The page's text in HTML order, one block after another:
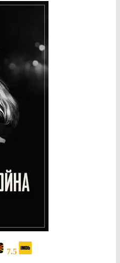
7.5